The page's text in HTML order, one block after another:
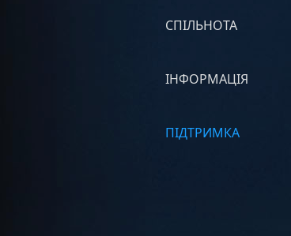
СПІЛЬНОТА
ІНФОРМАЦІЯ
ПІДТРИМКА